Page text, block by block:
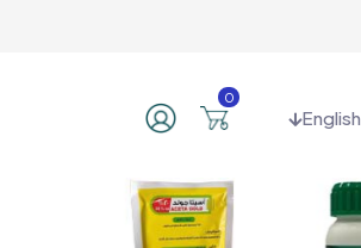
English
0